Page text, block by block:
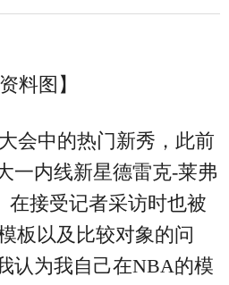
资料图】
会中的热门新秀，此前
一内线新星德雷克-莱弗
在接受记者采访时也被
板以及比较对象的问
认为我自己在NBA的模